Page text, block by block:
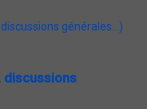
discussions générales...)
discussions